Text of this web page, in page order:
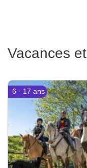
Vacances
6 - 17 ans